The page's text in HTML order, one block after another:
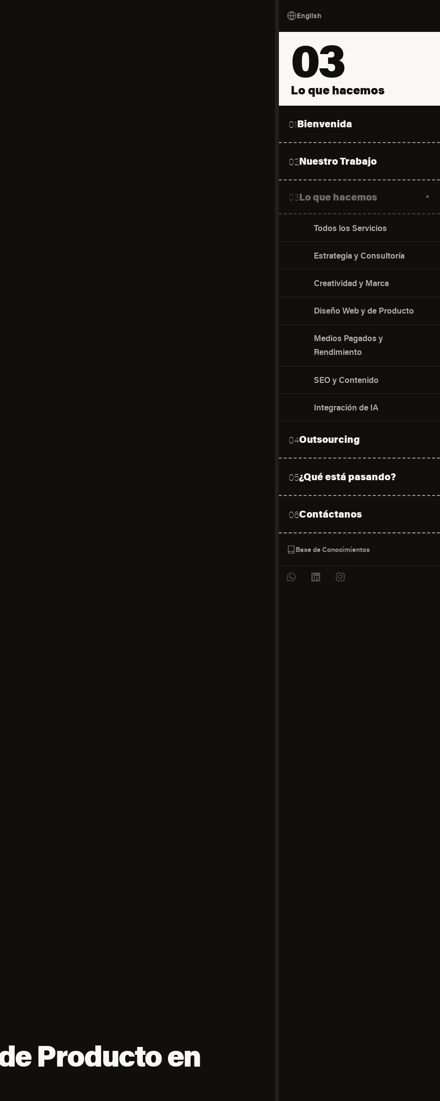
English
03
Lo que hacemos
01Bienvenida
02Nuestro Trabajo
03Lo que hacemos ▼
Todos los Servicios
Estrategia y Consultoría
Creatividad y Marca
Diseño Web y de Producto
Medios Pagados y
Rendimiento
SEO y Contenido
Integración de IA
04Outsourcing
05¿Qué está pasando?
06Contáctanos
Base de Conocimientos
Producto en